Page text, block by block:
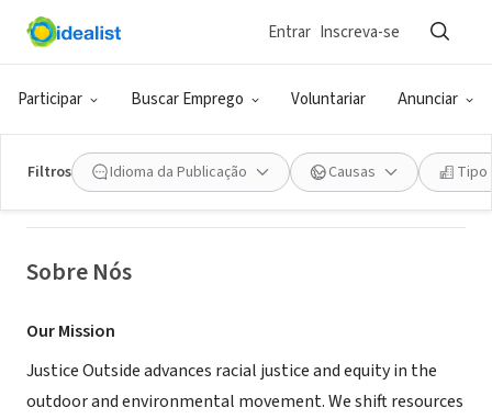
Participar Buscar Emprego Voluntariar Anunciar
Entrar Inscreva-se
Filtros Idioma da Publicação Causas Tipo
ONG (SETOR SOCIAL)
Justice Outside
Sobre Nós
Our Mission
Justice Outside advances racial justice and equity in the
outdoor and environmental movement. We shift resources